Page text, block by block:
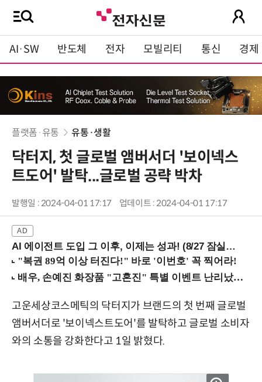
AI·SW 반도체 전자 모빌리티 통신 경제
플랫폼·유통 유통·생활
닥터지, 첫 글로벌 앰버서더 '보이넥스
트도어' 발탁...글로벌 공략 박차
발행일 : 2024-04-01 17:17 업데이트 : 2024-04-01 17:17
AI 에이전트 도입 그 이후, 이제는 성과! (8/27 잠실역)
고운세상코스메틱의 닥터지가 브랜드의 첫 번째 글로벌
앰버서더로 '보이넥스트도어'를 발탁하고 글로벌 소비자
와의 소통을 강화한다고 1일 밝혔다.